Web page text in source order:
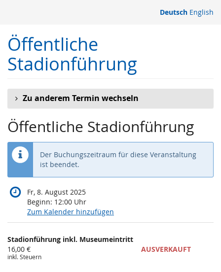
springen
Deutsch English
Öffentliche
Stadionführung
Zu anderem Termin wechseln
Öffentliche Stadionführung
Der Buchungszeitraum für diese Veranstaltung
ist beendet.
Fr, 8. August 2025
Beginn: 12:00 Uhr
Zum Kalender hinzufügen
Produkte
Unkategorisierte
Produkte
Stadionführung inkl. Museumeintritt
16,00 €
inkl. Steuern
AUSVERKAUFT